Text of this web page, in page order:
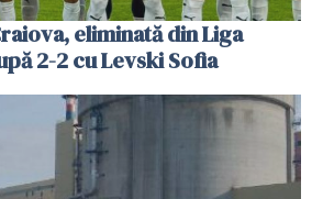
eliminată din Liga
2-2 cu Levski Sofia